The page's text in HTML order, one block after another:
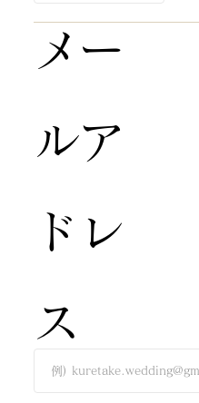
​メー
ルア
ドレ
ス